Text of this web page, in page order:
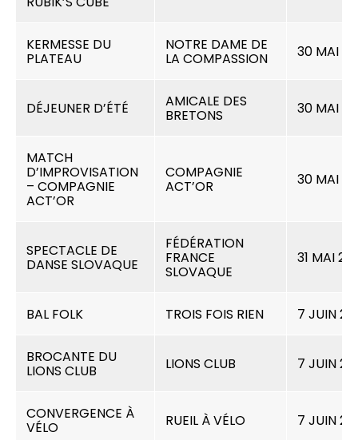
KERMESSE DU
PLATEAU
NOTRE DAME DE
LA COMPASSION 30 MAI
DÉJEUNER D’ÉTÉ AMICALE DES
BRETONS 30 MAI
MATCH
D’IMPROVISATION
– COMPAGNIE
ACT’OR
COMPAGNIE
ACT’OR 30 MAI
SPECTACLE DE
DANSE SLOVAQUE
FÉDÉRATION
FRANCE
SLOVAQUE
31 MAI
BAL FOLK TROIS FOIS RIEN 7 JUIN
BROCANTE DU
LIONS CLUB LIONS CLUB 7 JUIN
CONVERGENCE À
VÉLO RUEIL À VÉLO 7 JUIN